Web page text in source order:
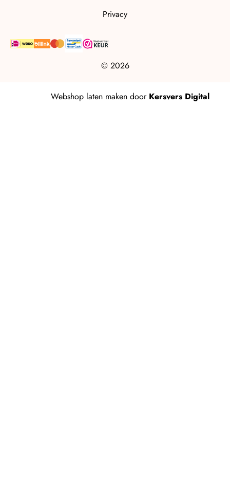
Privacy
© 2026
Webshop laten maken door Kersvers Digital